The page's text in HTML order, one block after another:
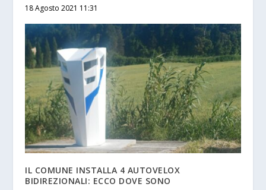
18 Agosto 2021 11:31
IL COMUNE INSTALLA 4 AUTOVELOX
BIDIREZIONALI: ECCO DOVE SONO